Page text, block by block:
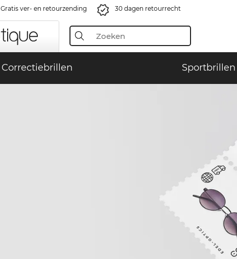
Gratis ver- en retourzending 30 dagen retourrecht
Correctiebrillen Sportbrillen